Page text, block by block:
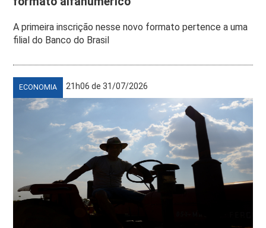
A primeira inscrição nesse novo formato pertence a uma
filial do Banco do Brasil
ECONOMIA 21h06 de 31/07/2026